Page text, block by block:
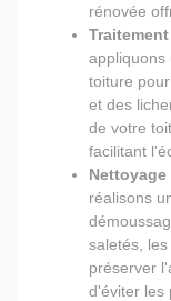
rénovée
appliquons
toiture
et des
de votre
facilitant
réalisons
saletés,
préserver
d'éviter les